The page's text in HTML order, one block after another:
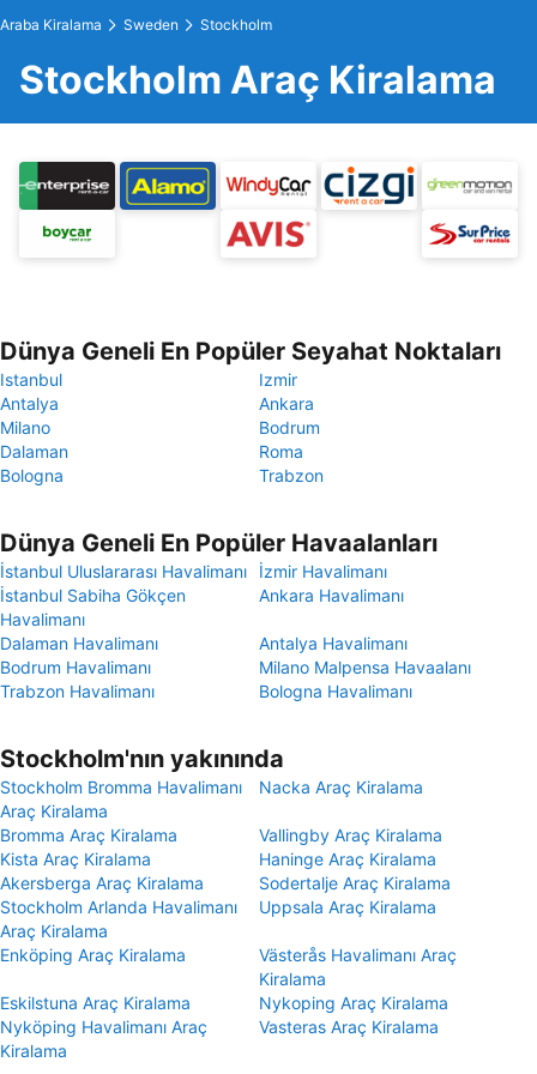
Araba Kiralama Sweden Stockholm
Stockholm Araç Kiralama
Dünya Geneli En Popüler Seyahat Noktaları
Istanbul
Izmir
Antalya
Ankara
Milano
Bodrum
Dalaman
Roma
Bologna
Trabzon
Dünya Geneli En Popüler Havaalanları
İstanbul Uluslararası Havalimanı
İzmir Havalimanı
İstanbul Sabiha Gökçen
Havalimanı
Ankara Havalimanı
Dalaman Havalimanı
Antalya Havalimanı
Bodrum Havalimanı
Milano Malpensa Havaalanı
Trabzon Havalimanı
Bologna Havalimanı
Stockholm'nın yakınında
Stockholm Bromma Havalimanı
Araç Kiralama
Nacka Araç Kiralama
Bromma Araç Kiralama
Vallingby Araç Kiralama
Kista Araç Kiralama
Haninge Araç Kiralama
Akersberga Araç Kiralama
Sodertalje Araç Kiralama
Stockholm Arlanda Havalimanı
Araç Kiralama
Uppsala Araç Kiralama
Enköping Araç Kiralama
Västerås Havalimanı Araç
Kiralama
Eskilstuna Araç Kiralama
Nykoping Araç Kiralama
Nyköping Havalimanı Araç
Kiralama
Vasteras Araç Kiralama